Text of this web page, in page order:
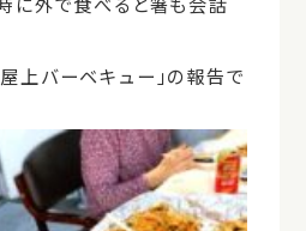
屋上バーベキュー」の報告で